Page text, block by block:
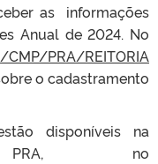
as informações
Anual de 2024. No
PRA/REITORIA
o cadastramento
disponíveis na
no